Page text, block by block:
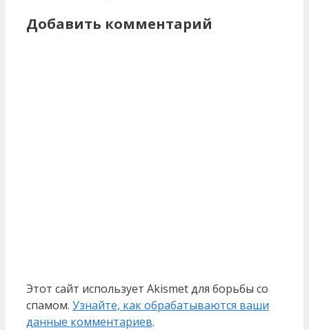
Добавить комментарий
Этот сайт использует Akismet для борьбы со
спамом. Узнайте, как обрабатываются ваши
данные комментариев.